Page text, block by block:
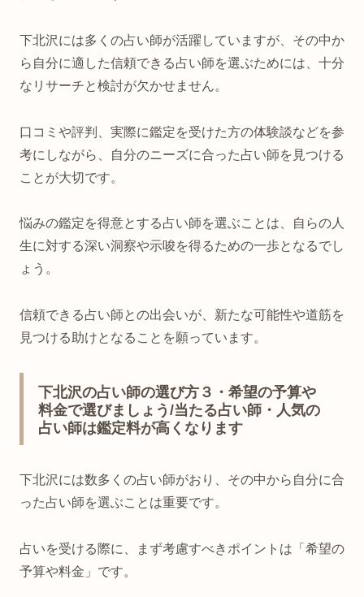
下北沢には多くの占い師が活躍していますが、その中か
ら自分に適した信頼できる占い師を選ぶためには、十分
なリサーチと検討が欠かせません。
口コミや評判、実際に鑑定を受けた方の体験談などを参
考にしながら、自分のニーズに合った占い師を見つける
ことが大切です。
悩みの鑑定を得意とする占い師を選ぶことは、自らの人
生に対する深い洞察や示唆を得るための一歩となるでし
ょう。
信頼できる占い師との出会いが、新たな可能性や道筋を
見つける助けとなることを願っています。
下北沢の占い師の選び方３・希望の予算や
料金で選びましょう/当たる占い師・人気の
占い師は鑑定料が高くなります
下北沢には数多くの占い師がおり、その中から自分に合
った占い師を選ぶことは重要です。
占いを受ける際に、まず考慮すべきポイントは「希望の
予算や料金」です。